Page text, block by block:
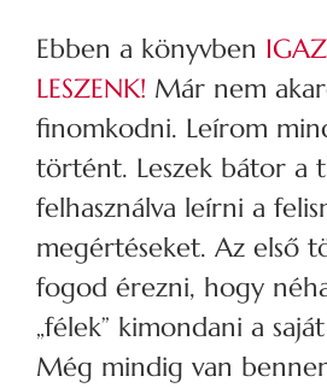
Ebben a könyvben
LESZENK! Már nem
finomkodni. Leírom
történt. Leszek bátor a
felhasználva leírni a
megértéseket. Az első
fogod érezni, hogy
„félek” kimondani a
Még mindig van